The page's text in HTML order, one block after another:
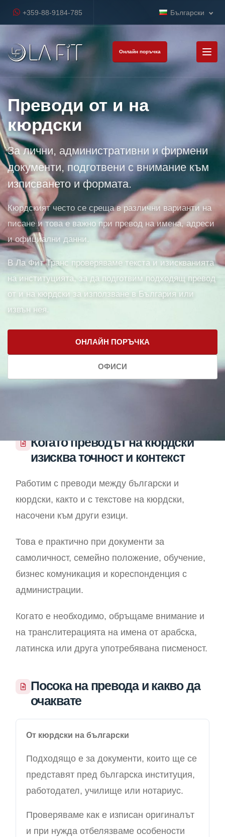
+359-88-9184-785 Български
Онлайн поръчка
Преводи от и на
кюрдски
За лични, административни и фирмени
документи, подготвени с внимание към
изписването и формата.
Кюрдският често се среща в различни варианти на
писане и това е важно при превод на имена, адреси
и официални данни.
В Ла Фит Транс проверяваме текста и изискванията
на институцията, за да подготвим подходящ превод
от и на кюрдски за използване в България или
извън нея.
ОНЛАЙН ПОРЪЧКА
ОФИСИ
Когато преводът на кюрдски
изисква точност и контекст
Работим с преводи между български и
кюрдски, както и с текстове на кюрдски,
насочени към други езици.
Това е практично при документи за
самоличност, семейно положение, обучение,
бизнес комуникация и кореспонденция с
администрации.
Когато е необходимо, обръщаме внимание и
на транслитерацията на имена от арабска,
латинска или друга употребявана писменост.
Посока на превода и какво да
очаквате
От кюрдски на български
Подходящо е за документи, които ще се
представят пред българска институция,
работодател, училище или нотариус.
Проверяваме как е изписан оригиналът
и при нужда отбелязваме особености